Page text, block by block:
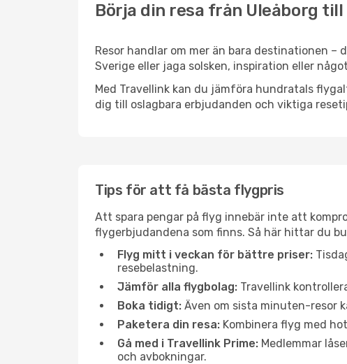
Börja din resa från Uleåborg
Resor handlar om mer än bara destinationen
Sverige eller jaga solsken, inspiration eller
Med Travellink kan du jämföra hundratals
dig till oslagbara erbjudanden och viktiga
Tips för att få bästa flygpris
Att spara pengar på flyg innebär inte att
flygerbjudandena som finns. Så här hittar du
Flyg mitt i veckan för bättre priser:
resebelastning.
Jämför alla flygbolag: Travellink
Boka tidigt: Även om sista minuten-resor
Paketera din resa: Kombinera flyg med
Gå med i Travellink Prime: Medlemmar
och avbokningar.